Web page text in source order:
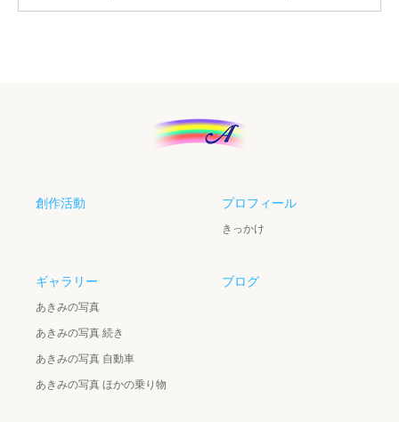
創作活動 プロフィール
きっかけ
ギャラリー
あきみの写真
あきみの写真 続き
あきみの写真 自動車
あきみの写真 ほかの乗り物
ブログ